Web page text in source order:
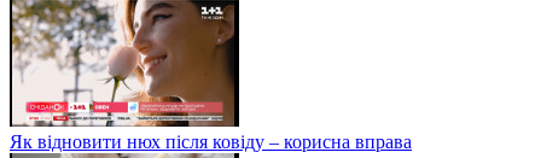
Як відновити нюх після ковіду – корисна вправа